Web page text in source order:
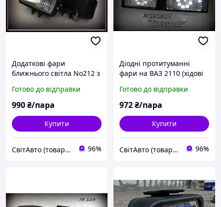
Додаткові фари
ближнього світла No212 з
Готово до відправки
990₴/пара
Купити
СвітАвто (товари для тюнінгу автомобілів ВАЗ) 96%
Діодні протитуманні
фари на ВАЗ 2110 (хідові
Готово до відправки
972₴/пара
Купити
СвітАвто (товари для тюнінгу автомобілів ВАЗ) 96%